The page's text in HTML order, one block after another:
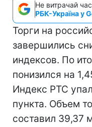
Не витрачай
РБК-Україна у
Торги на
завершились
индексов. По
понизился на
Индекс РТС
пункта. Объем
составил 39,37